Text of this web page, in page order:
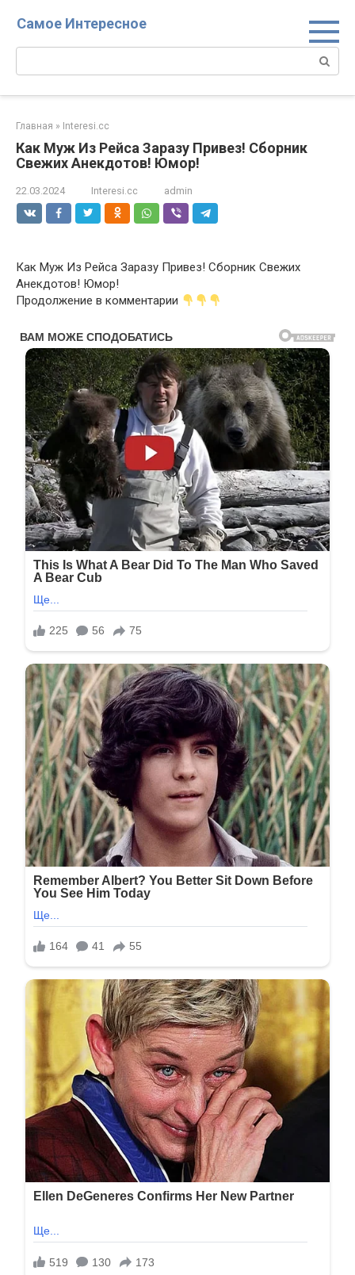
Самое Интересное
Поиск:
Главная » Interesi.cc
Как Муж Из Рейса Заразу Привез! Сборник
Свежих Анекдотов! Юмор!
22.03.2024 Interesi.cc admin
Как Муж Из Рейса Заразу Привез! Сборник Свежих
Анекдотов! Юмор!
Продолжение в комментарии